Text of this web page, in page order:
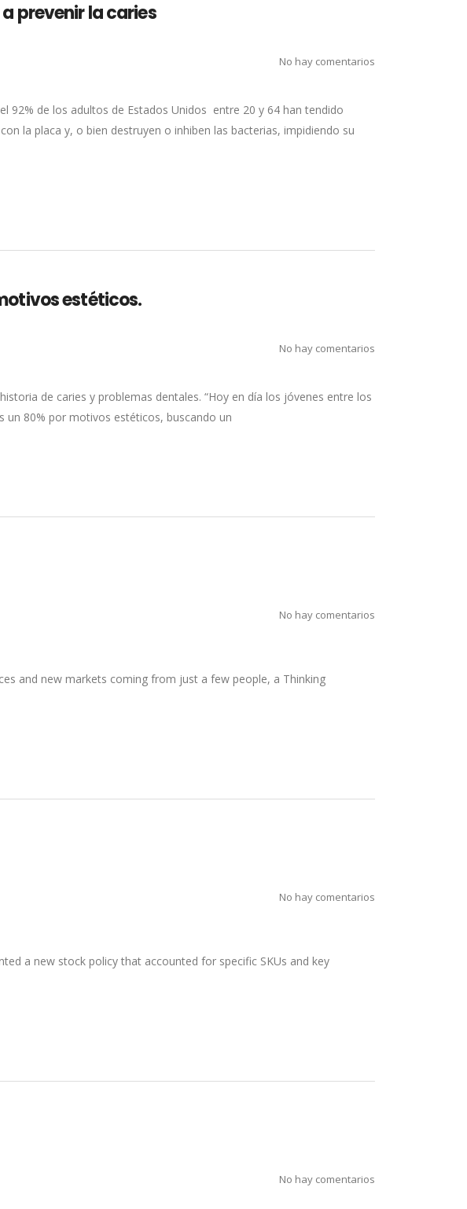
prevenir la caries
No hay comentarios
92% de los adultos de Estados Unidos entre 20 y 64 han tendido
la placa y, o bien destruyen o inhiben las bacterias, impidiendo su
estéticos.
No hay comentarios
de caries y problemas dentales. “Hoy en día los jóvenes entre los
un 80% por motivos estéticos, buscando un
No hay comentarios
and new markets coming from just a few people, a Thinking
No hay comentarios
a new stock policy that accounted for specific SKUs and key
No hay comentarios